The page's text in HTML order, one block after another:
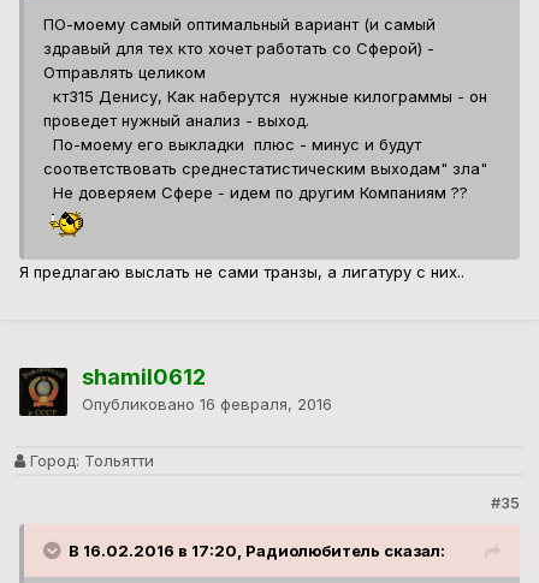
ПО-моему самый оптимальный вариант (и самый
здравый для тех кто хочет работать со Сферой) -
Отправлять целиком
кт315 Денису, Как наберутся нужные килограммы - он
проведет нужный анализ - выход.
По-моему его выкладки плюс - минус и будут
соответствовать среднестатистическим выходам" зла"
Не доверяем Сфере - идем по другим Компаниям ??
Я предлагаю выслать не сами транзы, а лигатуру с них..
shamil0612
Опубликовано 16 февраля, 2016
Город: Тольятти
#35
В 16.02.2016 в 17:20, Радиолюбитель сказал: